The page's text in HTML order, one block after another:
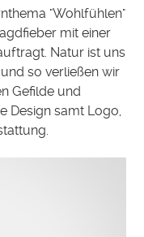
"Wohlfühlen"
mit einer
Natur ist uns
so verließen wir
Gefilde und
Design samt Logo,